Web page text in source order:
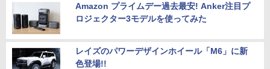
Amazon プライムデー過去最安! Anker注目プ
ロジェクター3モデルを使ってみた
レイズのパワーデザインホイール「M6」に新
色登場!!